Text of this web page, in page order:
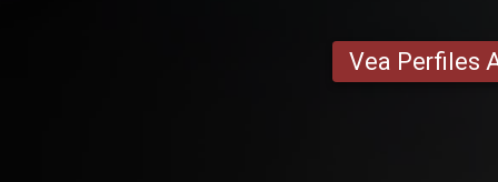
Vea Perfiles